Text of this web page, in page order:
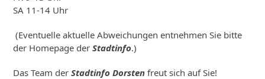
SA 11-14 Uhr
(Eventuelle aktuelle Abweichungen entnehmen Sie bitte
der Homepage derStadtinfo.)
Das Team derStadtinfo Dorsten freut sich auf Sie!